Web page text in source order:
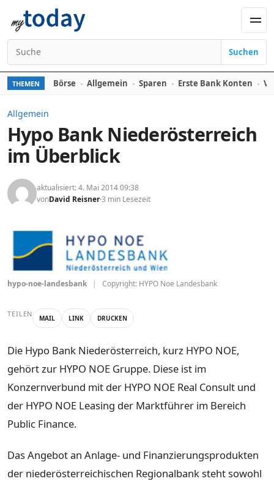
Zum Inhalt springen
Suchen nach:
Suchen
THEMEN Börse Allgemein Sparen Erste Bank Konten
Allgemein
Hypo Bank Niederösterreich
im Überblick
aktualisiert: 4. Mai 2014 09:38
vonDavid Reisner3 min Lesezeit
hypo-noe-landesbank | Copyright: HYPO Noe Landesbank
TEILEN MAIL LINK DRUCKEN
Die Hypo Bank Niederösterreich, kurz HYPO NOE,
gehört zur HYPO NOE Gruppe. Diese ist im
Konzernverbund mit der HYPO NOE Real Consult und
der HYPO NOE Leasing der Marktführer im Bereich
Public Finance.
Das Angebot an Anlage- und Finanzierungsprodukten
der niederösterreichischen Regionalbank steht sowohl